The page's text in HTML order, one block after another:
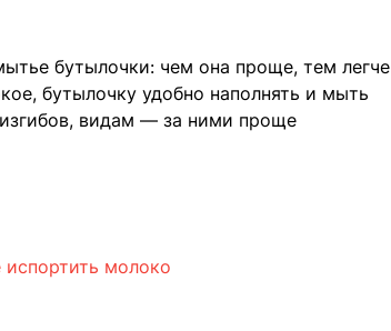
бутылочки: чем она проще, тем легче
бутылочку удобно наполнять и мыть
видам — за ними проще
испортить молоко